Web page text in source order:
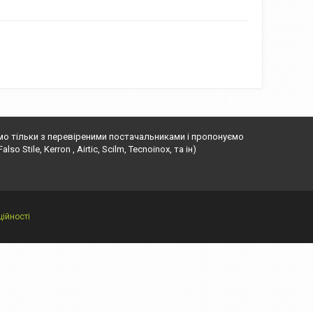
тільки з перевіреними постачальниками і пропонуємо
Stile, Kerron , Airtic, Scilm, Tecnoinox, та ін)